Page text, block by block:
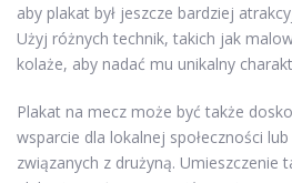
aby plakat był jeszcze bardziej
Użyj różnych technik, takich jak
kolaże, aby nadać mu unikalny
Plakat na mecz może być także
wsparcie dla lokalnej społeczności
związanych z drużyną. Umieszczenie